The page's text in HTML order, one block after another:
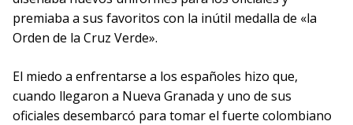
premiaba a sus favoritos con la inútil medalla de «la
Orden de la Cruz Verde».
El miedo a enfrentarse a los españoles hizo que,
cuando llegaron a Nueva Granada y uno de sus
oficiales desembarcó para tomar el fuerte colombiano